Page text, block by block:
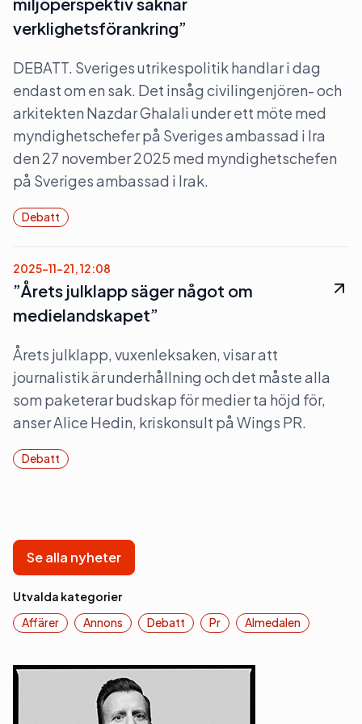
verklighetsförankring”
DEBATT. Sveriges utrikespolitik handlar i dag
endast om en sak. Det insåg civilingenjören- och
arkitekten Nazdar Ghalali under ett möte med
myndighetschefer på Sveriges ambassad i Ira
den 27 november 2025 med myndighetschefen
på Sveriges ambassad i Irak.
Debatt
2025-11-21, 12:08
”Årets julklapp säger något om
medielandskapet”
Årets julklapp, vuxenleksaken, visar att
journalistik är underhållning och det måste alla
som paketerar budskap för medier ta höjd för,
anser Alice Hedin, kriskonsult på Wings PR.
Debatt
Se alla nyheter
Utvalda kategorier
Affärer
Annons Debatt Pr Almedalen